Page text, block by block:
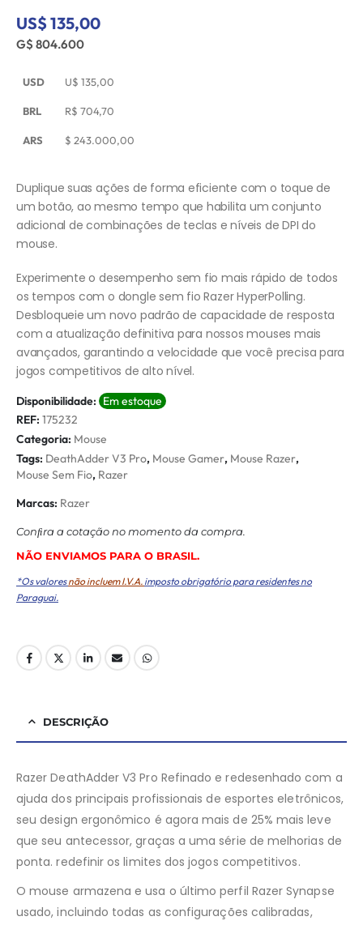
US$ 135,00
G$ 804.600
USD U$ 135,00
BRL R$ 704,70
ARS $ 243.000,00
Duplique suas ações de forma eficiente com o toque de
um botão, ao mesmo tempo que habilita um conjunto
adicional de combinações de teclas e níveis de DPI do
mouse.
Experimente o desempenho sem fio mais rápido de todos
os tempos com o dongle sem fio Razer HyperPolling.
Desbloqueie um novo padrão de capacidade de resposta
com a atualização definitiva para nossos mouses mais
avançados, garantindo a velocidade que você precisa para
jogos competitivos de alto nível.
Disponibilidade: Em estoque
REF: 175232
Categoria: Mouse
Tags: DeathAdder V3 Pro, Mouse Gamer, Mouse Razer,
Mouse Sem Fio, Razer
Marcas: Razer
Conﬁra a cotação no momento da compra.
NÃO ENVIAMOS PARA O BRASIL.
*Os valoresnão incluem I.V.A. imposto obrigatório para residentes no
Paraguai.
DESCRIÇÃO
Razer DeathAdder V3 Pro Refinado e redesenhado com a
ajuda dos principais profissionais de esportes eletrônicos,
seu design ergonômico é agora mais de 25% mais leve
que seu antecessor, graças a uma série de melhorias de
ponta. redefinir os limites dos jogos competitivos.
O mouse armazena e usa o último perfil Razer Synapse
usado, incluindo todas as configurações calibradas,